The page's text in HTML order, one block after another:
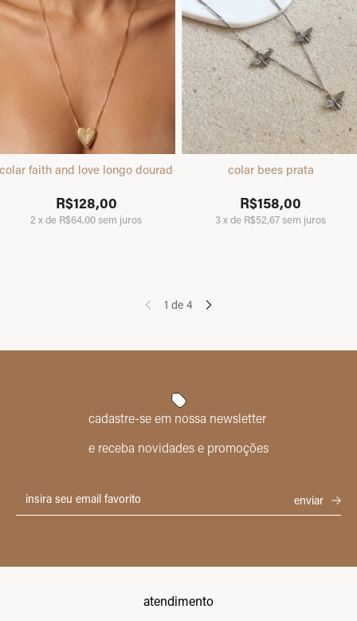
faith and love longo dourado
R$128,00
2xde R$64,00sem juros
colar bees prata
R$158,00
3xde R$52,67sem juros
1 de 4
cadastre-se em nossa newsletter
e receba novidades e promoções
atendimento